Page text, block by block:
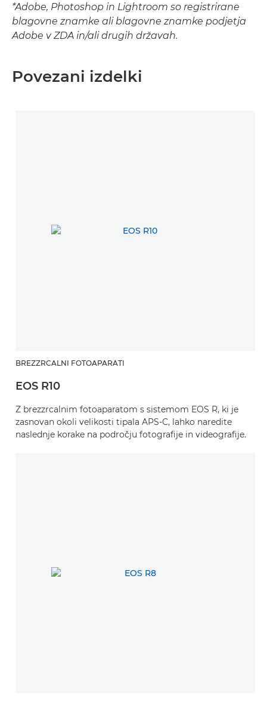
*Adobe, Photoshop in Lightroom so registrirane
blagovne znamke ali blagovne znamke podjetja
Adobe v ZDA in/ali drugih državah.
Povezani izdelki
BREZZRCALNI FOTOAPARATI
EOS R10
Z brezzrcalnim fotoaparatom s sistemom EOS R, ki je
zasnovan okoli velikosti tipala APS-C, lahko naredite
naslednje korake na področju fotografije in videografije.